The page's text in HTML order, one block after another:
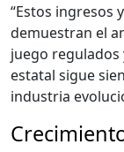
“Estos ingre­sos
demues­tran el
juego
estatal sigue
indus­tria